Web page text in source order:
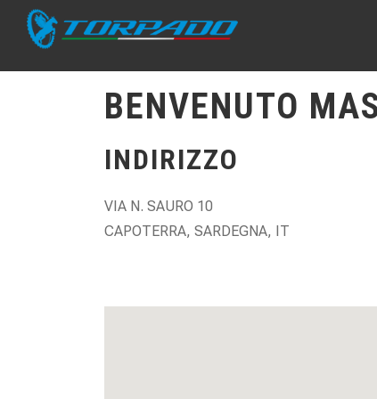
BENVENUTO
INDIRIZZO
VIA N. SAURO 10
CAPOTERRA, SARDEGNA, IT